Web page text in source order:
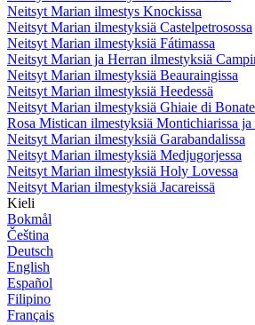
Neitsyt Marian ilmestys Knockissa
Neitsyt Marian ilmestyksiä Castelpetrosossa
Neitsyt Marian ilmestyksiä Fátimassa
Neitsyt Marian ja Herran ilmestyksiä
Neitsyt Marian ilmestyksiä Beauraingissa
Neitsyt Marian ilmestyksiä Heedessä
Neitsyt Marian ilmestyksiä Ghiaie di
Rosa Mistican ilmestyksiä Montichiarissa ja
Neitsyt Marian ilmestyksiä Garabandalissa
Neitsyt Marian ilmestyksiä Medjugorjessa
Neitsyt Marian ilmestyksiä Holy Lovessa
Neitsyt Marian ilmestyksiä Jacareissä
Kieli
Bokmål
Čeština
Deutsch
English
Español
Filipino
Français